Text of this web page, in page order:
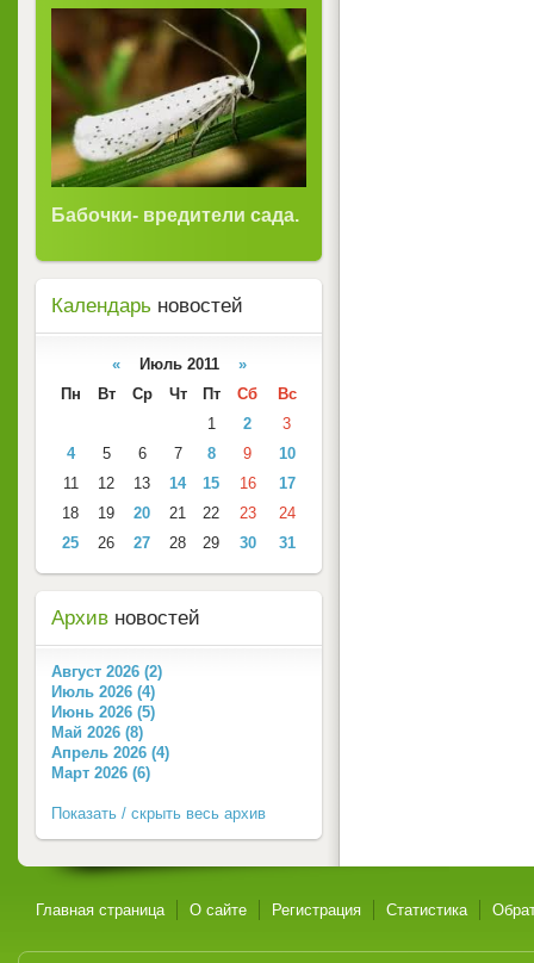
Бабочки- вредители сада.
Календарь новостей
«Июль 2011 »
Пн
Вт Ср Чт Пт Сб
Вс
1
2
3
4
5 6 7 8 9
10
11
12 13 14 15 16
17
18
19 20 21 22 23
24
25
26 27 28 29 30 31
Архив новостей
Август 2026 (2)
Июль 2026 (4)
Июнь 2026 (5)
Май 2026 (8)
Апрель 2026 (4)
Март 2026 (6)
Показать / скрыть весь архив
Главная страница О сайте Регистрация Статистика